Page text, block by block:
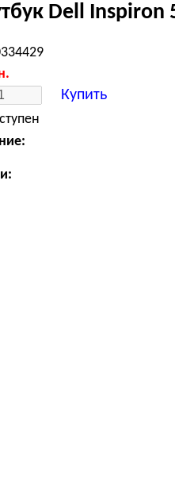
Dell Inspiron
Купить